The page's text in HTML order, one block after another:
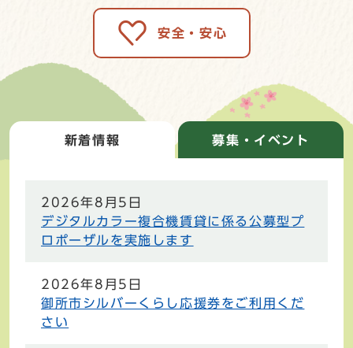
安全・安心
新着情報 募集・イベント
2026年8月5日
デジタルカラー複合機賃貸に係る公募型プ
ロポーザルを実施します
2026年8月5日
御所市シルバーくらし応援券をご利用くだ
さい